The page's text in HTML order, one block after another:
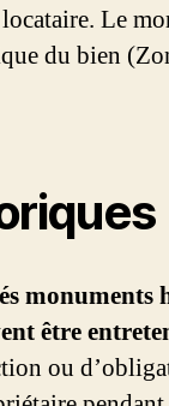
Le
du bien
monuments
être
ou